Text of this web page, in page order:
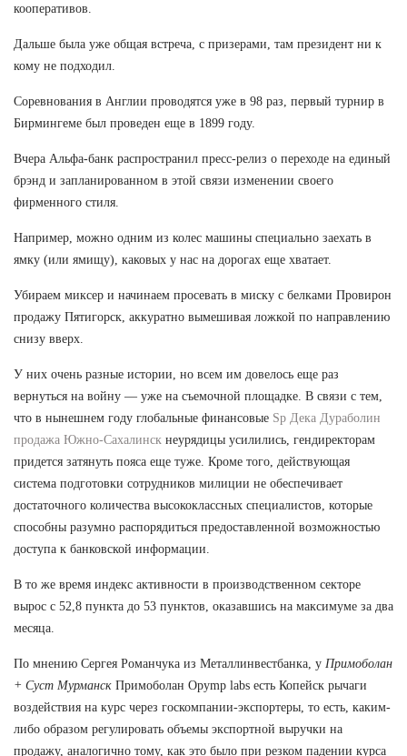
кооперативов.
Дальше была уже общая встреча, с призерами, там президент ни к
кому не подходил.
Соревнования в Англии проводятся уже в 98 раз, первый турнир в
Бирмингеме был проведен еще в 1899 году.
Вчера Альфа-банк распространил пресс-релиз о переходе на единый
брэнд и запланированном в этой связи изменении своего
фирменного стиля.
Например, можно одним из колес машины специально заехать в
ямку (или ямищу), каковых у нас на дорогах еще хватает.
Убираем миксер и начинаем просевать в миску с белками Провирон
продажу Пятигорск, аккуратно вымешивая ложкой по направлению
снизу вверх.
У них очень разные истории, но всем им довелось еще раз
вернуться на войну — уже на съемочной площадке. В связи с тем,
что в нынешнем году глобальные финансовые Sp Дека Дураболин
продажа Южно-Сахалинск неурядицы усилились, гендиректорам
придется затянуть пояса еще туже. Кроме того, действующая
система подготовки сотрудников милиции не обеспечивает
достаточного количества высококлассных специалистов, которые
способны разумно распорядиться предоставленной возможностью
доступа к банковской информации.
В то же время индекс активности в производственном секторе
вырос с 52,8 пункта до 53 пунктов, оказавшись на максимуме за два
месяца.
По мнению Сергея Романчука из Металлинвестбанка, у Примоболан
+ Суст Мурманск Примоболан Opymp labs есть Копейск рычаги
воздействия на курс через госкомпании-экспортеры, то есть, каким-
либо образом регулировать объемы экспортной выручки на
продажу, аналогично тому, как это было при резком падении курса